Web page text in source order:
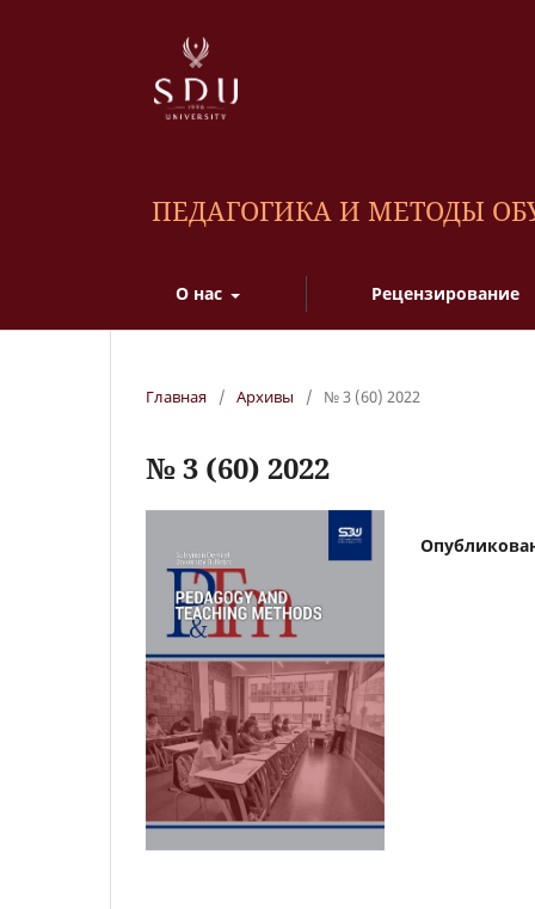
ПЕДАГОГИКА И МЕТОДЫ
О нас Рецензирование
Главная / Архивы / № 3 (60) 2022
№ 3 (60) 2022